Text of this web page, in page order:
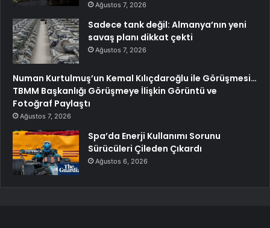
Ağustos 7, 2026
Sadece tank değil: Almanya’nın yeni
savaş planı dikkat çekti
Ağustos 7, 2026
Numan Kurtulmuş’un Kemal Kılıçdaroğlu ile Görüşmesi…
TBMM Başkanlığı Görüşmeye İlişkin Görüntü ve
Fotoğraf Paylaştı
Ağustos 7, 2026
Spa’da Enerji Kullanımı Sorunu
Sürücüleri Çileden Çıkardı
Ağustos 6, 2026